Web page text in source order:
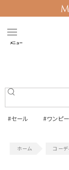
メニュー
#セール #ワンピ
コーデ